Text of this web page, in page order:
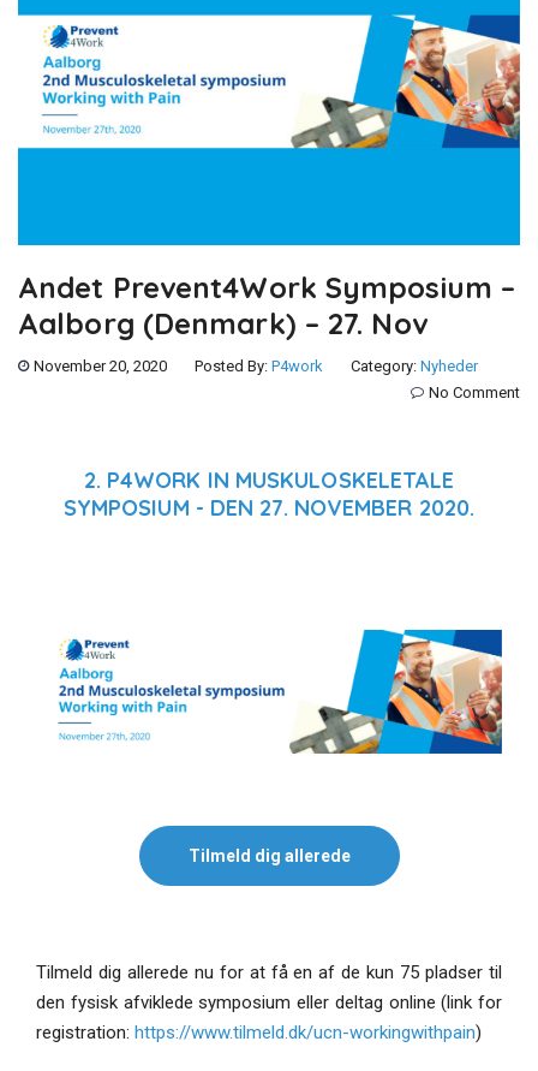
Andet Prevent4Work Symposium –
Aalborg (Denmark) – 27. Nov
November 20, 2020 Posted By: P4work Category: Nyheder
No Comment
2. P4WORK IN MUSKULOSKELETALE
SYMPOSIUM - DEN 27. NOVEMBER 2020.
Tilmeld dig allerede
Tilmeld dig allerede nu for at få en af de kun 75 pladser til
den fysisk afviklede symposium eller deltag online (link for
registration: https://www.tilmeld.dk/ucn-workingwithpain)